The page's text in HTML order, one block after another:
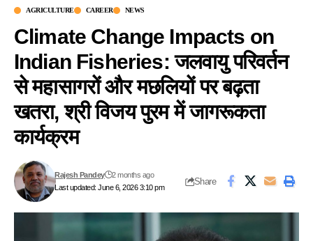
AGRICULTURE CAREER NEWS
Climate Change Impacts on
Indian Fisheries: जलवायु परिवर्तन
से महासागरों और मछलियों पर बढ़ता
खतरा, श्री विजय पुरम में जागरूकता
कार्यक्रम
Last updated: June 6, 2026 3:10 pm
Rajesh Pandey 2 months ago
Share